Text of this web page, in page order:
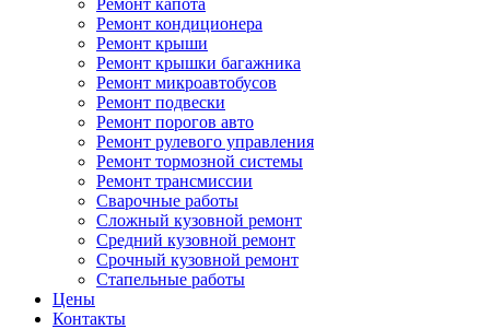
Ремонт капота
Ремонт кондиционера
Ремонт крыши
Ремонт крышки багажника
Ремонт микроавтобусов
Ремонт подвески
Ремонт порогов авто
Ремонт рулевого управления
Ремонт тормозной системы
Ремонт трансмиссии
Сварочные работы
Сложный кузовной ремонт
Средний кузовной ремонт
Срочный кузовной ремонт
Стапельные работы
Цены
Контакты